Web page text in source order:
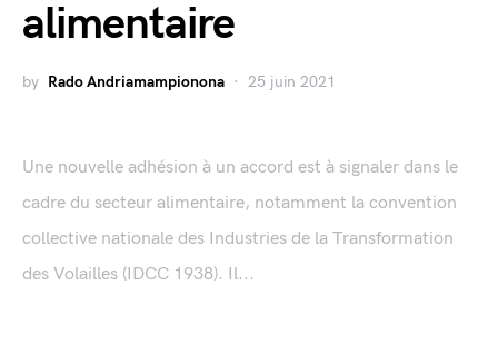
alimentaire
by Rado Andriamampionona 25 juin 2021
Une nouvelle adhésion à un accord est à signaler dans le
cadre du secteur alimentaire, notamment la convention
collective nationale des Industries de la Transformation
des Volailles (IDCC 1938). Il...